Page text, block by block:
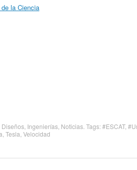
la Ciencia
Diseños Ingenierías Noticias . Tags:#ESCAT,
Tesla Velocidad